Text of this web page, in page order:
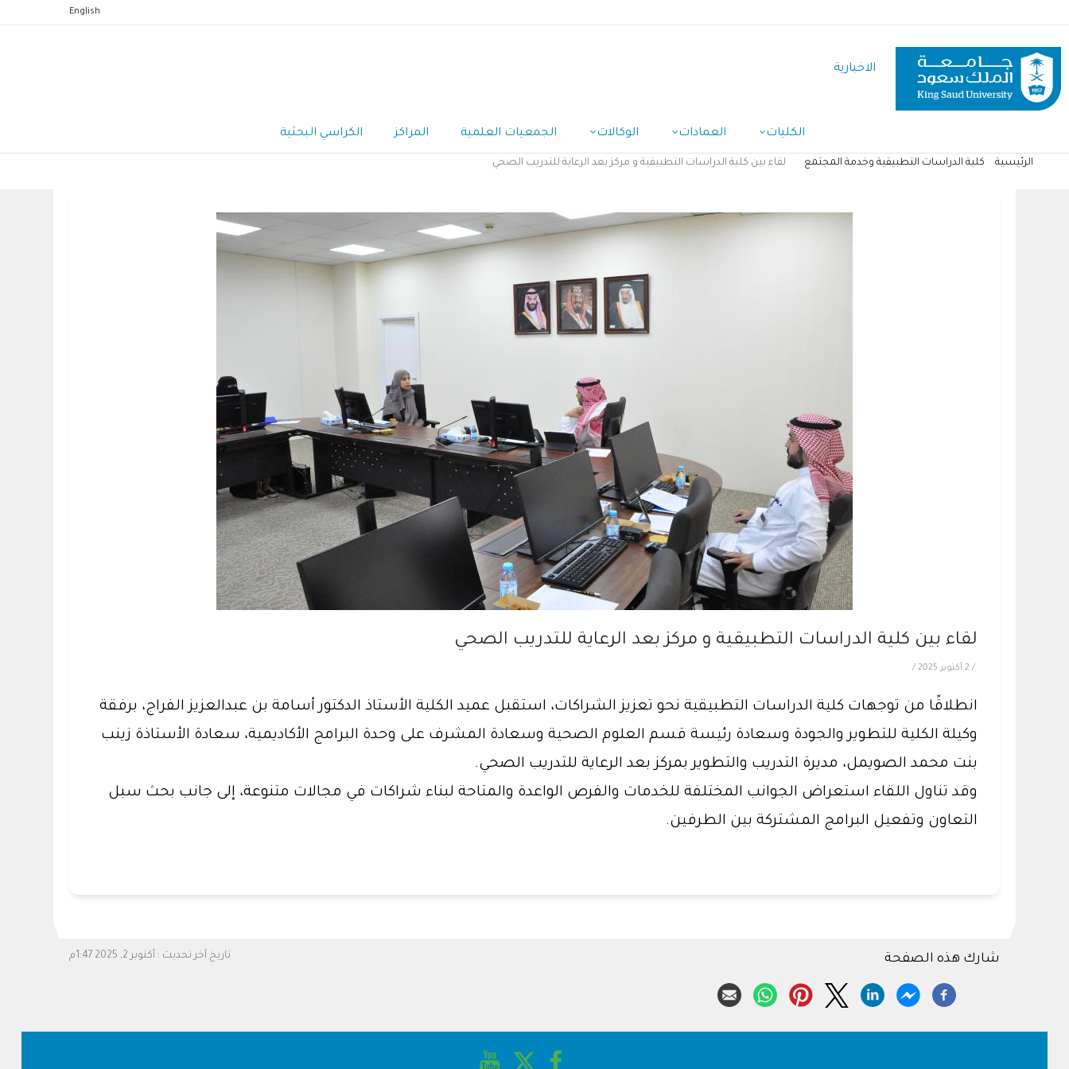
المحتوى
الرئيسي
English
الاخبارية
الكليات العمادات الوكالات الجمعيات العلمية المراكز الكراسي البحثية
الرئيسية كلية الدراسات التطبيقية وخدمة المجتمع لقاء بين كلية الدراسات التطبيقية و مركز بعد الرعاية للتدريب الصحي
لقاء بين كلية الدراسات التطبيقية و مركز بعد الرعاية للتدريب الصحي
/ 2 أكتوبر 2025 /
انطلاقًا من توجهات كلية الدراسات التطبيقية نحو تعزيز الشراكات، استقبل عميد الكلية الأستاذ الدكتور أسامة بن عبدالعزيز الفراج، برفقة
وكيلة الكلية للتطوير والجودة وسعادة رئيسة قسم العلوم الصحية وسعادة المشرف على وحدة البرامج الأكاديمية، سعادة الأستاذة زينب
بنت محمد الصويمل، مديرة التدريب والتطوير بمركز بعد الرعاية للتدريب الصحي.
وقد تناول اللقاء استعراض الجوانب المختلفة للخدمات والفرص الواعدة والمتاحة لبناء شراكات في مجالات متنوعة، إلى جانب بحث سبل
التعاون وتفعيل البرامج المشتركة بين الطرفين.
تاريخ آخر تحديث : أكتوبر 2, 2025 1:47م شارك هذه الصفحة